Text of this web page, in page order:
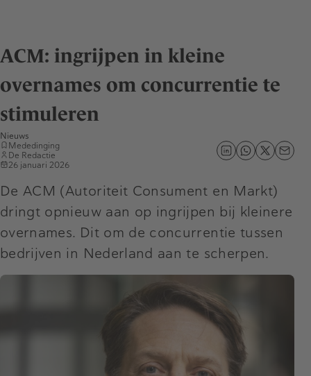
ACM: ingrijpen in kleine
overnames om concurrentie te
stimuleren
Nieuws
Mededinging
De Redactie
26 januari 2026
De ACM (Autoriteit Consument en Markt)
dringt opnieuw aan op ingrijpen bij kleinere
overnames. Dit om de concurrentie tussen
bedrijven in Nederland aan te scherpen.